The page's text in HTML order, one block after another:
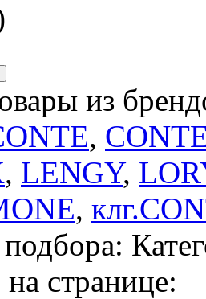
из
,
, LENGY,
,
странице: